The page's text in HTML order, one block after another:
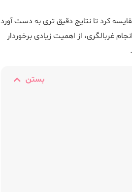
کرد تا نتایج دقیق تری به دست آورد
غربالگری، از اهمیت زیادی برخوردار
بستن